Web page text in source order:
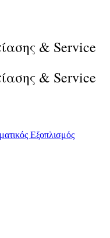
& Service
& Service
Εξοπλισμός